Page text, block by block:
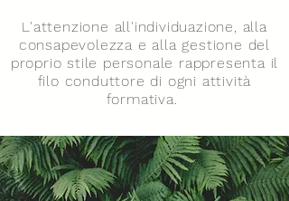
L'attenzione all'individuazione, alla
consapevolezza e alla gestione del
proprio stile personale rappresenta il
filo conduttore di ogni attività
formativa.